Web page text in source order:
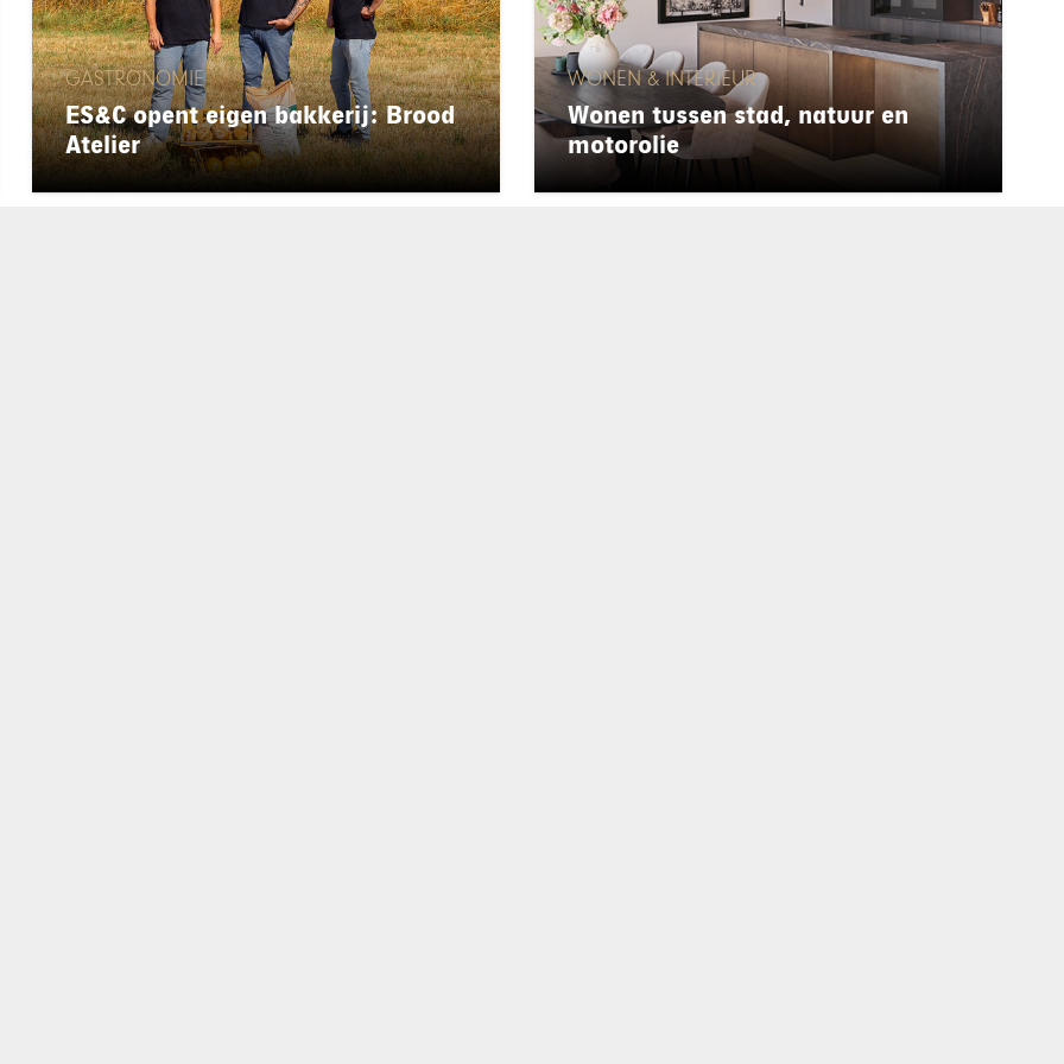
GASTRONOMIE
ES&C opent eigen bakkerij: Brood
Atelier
WONEN & INTERIEUR
Wonen tussen stad, natuur en
motorolie